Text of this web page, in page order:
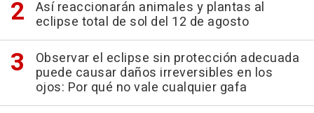
Así reaccionarán animales y plantas al
eclipse total de sol del 12 de agosto
Observar el eclipse sin protección adecuada
puede causar daños irreversibles en los
ojos: Por qué no vale cualquier gafa